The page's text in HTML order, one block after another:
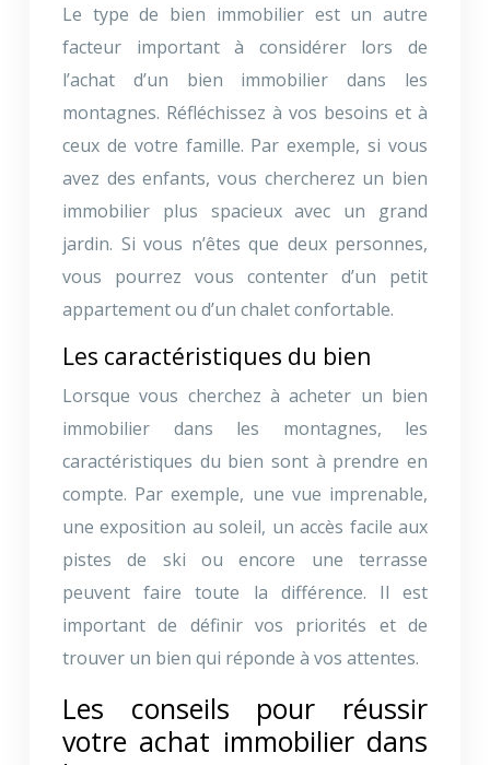
Le type de bien immobilier est un autre
facteur important à considérer lors de
l’achat d’un bien immobilier dans les
montagnes. Réfléchissez à vos besoins et à
ceux de votre famille. Par exemple, si vous
avez des enfants, vous chercherez un bien
immobilier plus spacieux avec un grand
jardin. Si vous n’êtes que deux personnes,
vous pourrez vous contenter d’un petit
appartement ou d’un chalet confortable.
Les caractéristiques du bien
Lorsque vous cherchez à acheter un bien
immobilier dans les montagnes, les
caractéristiques du bien sont à prendre en
compte. Par exemple, une vue imprenable,
une exposition au soleil, un accès facile aux
pistes de ski ou encore une terrasse
peuvent faire toute la différence. Il est
important de définir vos priorités et de
trouver un bien qui réponde à vos attentes.
Les conseils pour réussir
votre achat immobilier dans